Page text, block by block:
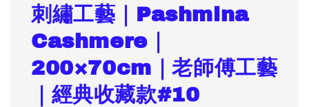
刺繡工藝｜Pashmina
Cashmere｜
200×70cm｜老師傅工藝
｜經典收藏款#10